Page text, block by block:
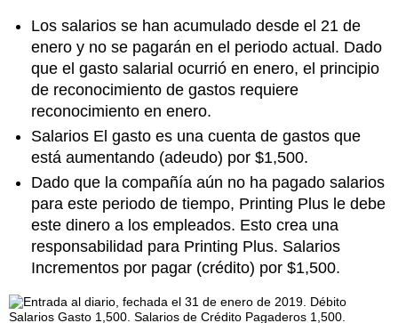
Los salarios se han acumulado desde el 21 de
enero y no se pagarán en el periodo actual. Dado
que el gasto salarial ocurrió en enero, el principio
de reconocimiento de gastos requiere
reconocimiento en enero.
Salarios El gasto es una cuenta de gastos que
está aumentando (adeudo) por $1,500.
Dado que la compañía aún no ha pagado salarios
para este periodo de tiempo, Printing Plus le debe
este dinero a los empleados. Esto crea una
responsabilidad para Printing Plus. Salarios
Incrementos por pagar (crédito) por $1,500.